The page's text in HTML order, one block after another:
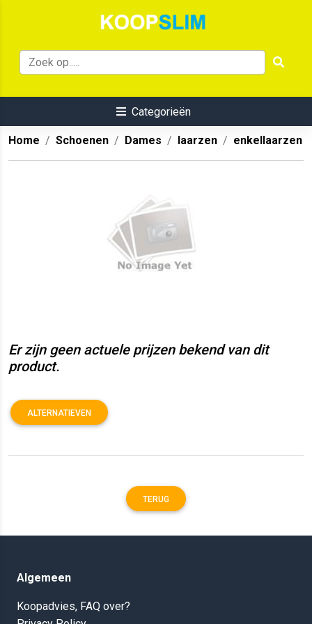
Categorieën
Home Schoenen Dames laarzen enkellaarzen
Er zijn geen actuele prijzen bekend van dit
product.
ALTERNATIEVEN
TERUG
Algemeen
Koopadvies, FAQ over?